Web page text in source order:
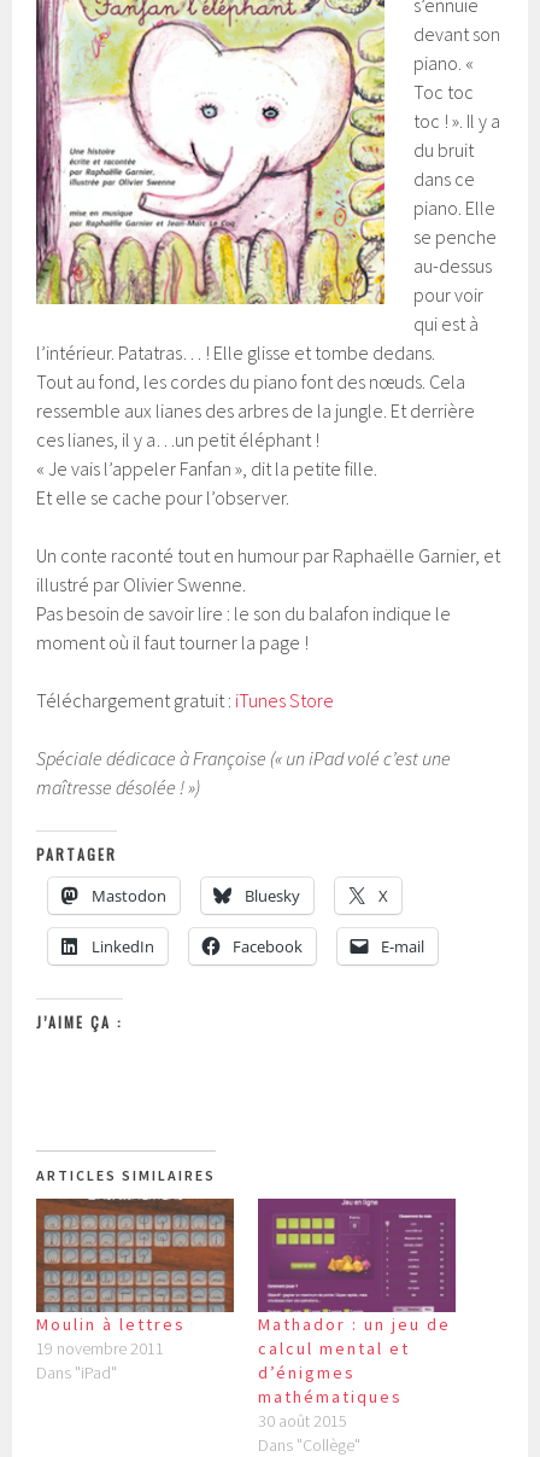
s’ennuie
devant son
piano. «
Toc toc
toc ! ». Il y a
du bruit
dans ce
piano. Elle
se penche
au-dessus
pour voir
qui est à
l’intérieur. Patatras… ! Elle glisse et tombe dedans.
Tout au fond, les cordes du piano font des nœuds. Cela
ressemble aux lianes des arbres de la jungle. Et derrière
ces lianes, il y a…un petit éléphant !
« Je vais l’appeler Fanfan », dit la petite fille.
Et elle se cache pour l’observer.
Un conte raconté tout en humour par Raphaëlle Garnier, et
illustré par Olivier Swenne.
Pas besoin de savoir lire : le son du balafon indique le
moment où il faut tourner la page !
Téléchargement gratuit : iTunes Store
Spéciale dédicace à Françoise (« un iPad volé c’est une
maîtresse désolée ! »)
PARTAGER
Mastodon Bluesky X
LinkedIn Facebook E-mail
J’AIME ÇA :
ARTICLES SIMILAIRES
Moulin à lettres
19 novembre 2011
Dans "iPad"
Mathador : un jeu de
calcul mental et
d’énigmes
mathématiques
30 août 2015
Dans "Collège"